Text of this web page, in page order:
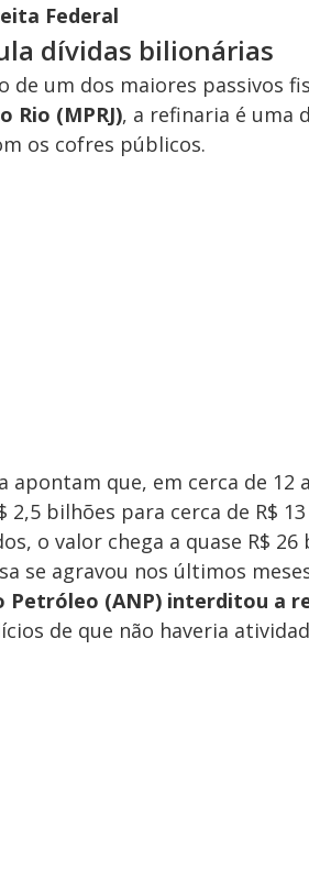
Federal
dívidas bilionárias
de um dos maiores passivos
Rio (MPRJ), a refinaria é uma
os cofres públicos.
apontam que, em cerca de 12
2,5 bilhões para cerca de R$
o valor chega a quase R$ 26
se agravou nos últimos
Petróleo (ANP) interditou a
de que não haveria